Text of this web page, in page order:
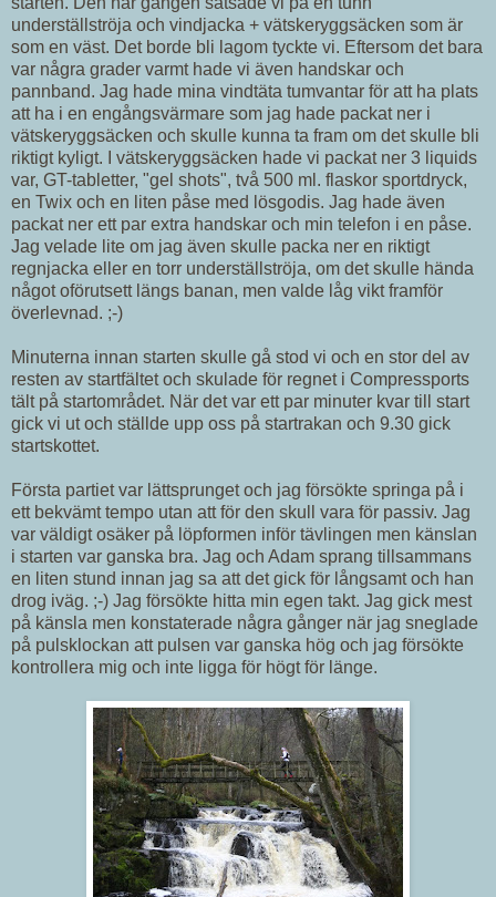
underställströja och vindjacka + vätskeryggsäcken som är
som en väst. Det borde bli lagom tyckte vi. Eftersom det bara
var några grader varmt hade vi även handskar och
pannband. Jag hade mina vindtäta tumvantar för att ha plats
att ha i en engångsvärmare som jag hade packat ner i
vätskeryggsäcken och skulle kunna ta fram om det skulle bli
riktigt kyligt. I vätskeryggsäcken hade vi packat ner 3 liquids
var, GT-tabletter, "gel shots", två 500 ml. flaskor sportdryck,
en Twix och en liten påse med lösgodis. Jag hade även
packat ner ett par extra handskar och min telefon i en påse.
Jag velade lite om jag även skulle packa ner en riktigt
regnjacka eller en torr underställströja, om det skulle hända
något oförutsett längs banan, men valde låg vikt framför
överlevnad. ;-)
Minuterna innan starten skulle gå stod vi och en stor del av
resten av startfältet och skulade för regnet i Compressports
tält på startområdet. När det var ett par minuter kvar till start
gick vi ut och ställde upp oss på startrakan och 9.30 gick
startskottet.
Första partiet var lättsprunget och jag försökte springa på i
ett bekvämt tempo utan att för den skull vara för passiv. Jag
var väldigt osäker på löpformen inför tävlingen men känslan
i starten var ganska bra. Jag och Adam sprang tillsammans
en liten stund innan jag sa att det gick för långsamt och han
drog iväg. ;-) Jag försökte hitta min egen takt. Jag gick mest
på känsla men konstaterade några gånger när jag sneglade
på pulsklockan att pulsen var ganska hög och jag försökte
kontrollera mig och inte ligga för högt för länge.